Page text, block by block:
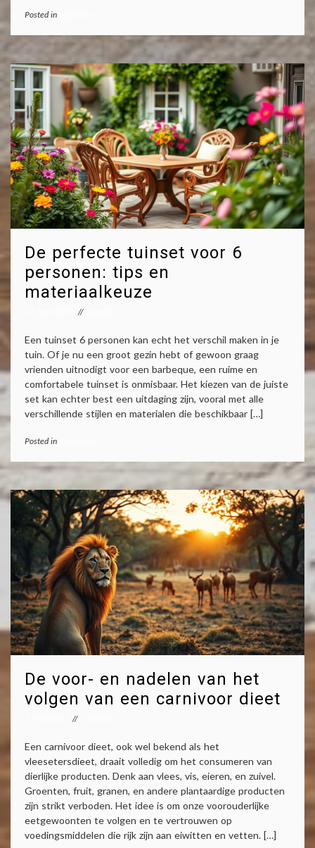
Posted in
De perfecte tuinset voor 6
personen: tips en
materiaalkeuze
Een tuinset 6 personen kan echt het verschil maken in je
tuin. Of je nu een groot gezin hebt of gewoon graag
vrienden uitnodigt voor een barbeque, een ruime en
comfortabele tuinset is onmisbaar. Het kiezen van de juiste
set kan echter best een uitdaging zijn, vooral met alle
verschillende stijlen en materialen die beschikbaar […]
Posted in
De voor- en nadelen van het
volgen van een carnivoor dieet
Een carnivoor dieet, ook wel bekend als het
vleesetersdieet, draait volledig om het consumeren van
dierlijke producten. Denk aan vlees, vis, eieren, en zuivel.
Groenten, fruit, granen, en andere plantaardige producten
zijn strikt verboden. Het idee is om onze voorouderlijke
eetgewoonten te volgen en te vertrouwen op
voedingsmiddelen die rijk zijn aan eiwitten en vetten. […]